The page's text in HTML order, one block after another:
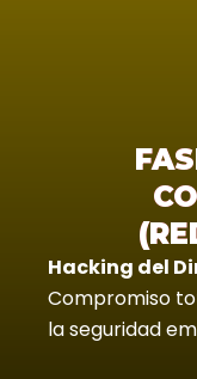
Hacking del
Compromiso
la seguridad